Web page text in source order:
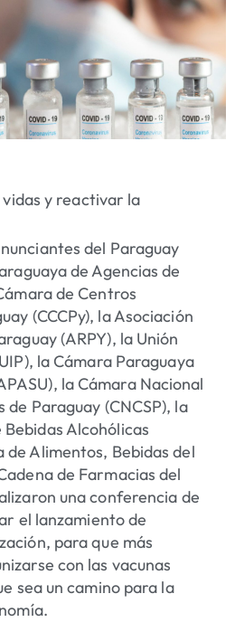
y reactivar la
del Paraguay
de Agencias de
de Centros
(CCCPy), la Asociación
(ARPY), la Unión
la Cámara Paraguaya
la Cámara Nacional
Paraguay (CNCSP), la
Alcohólicas
de Alimentos, Bebidas del
de Farmacias del
una conferencia de
el lanzamiento de
para que más
con las vacunas
sea un camino para la